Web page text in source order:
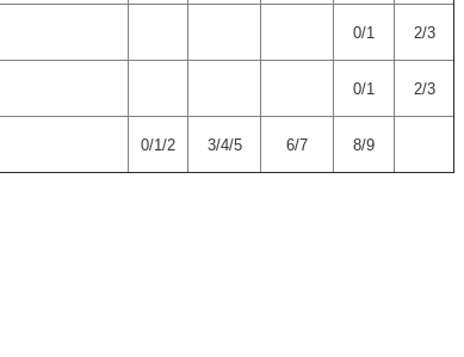
0/1 2/3
0/1 2/3
0/1/2 3/4/5 6/7 8/9